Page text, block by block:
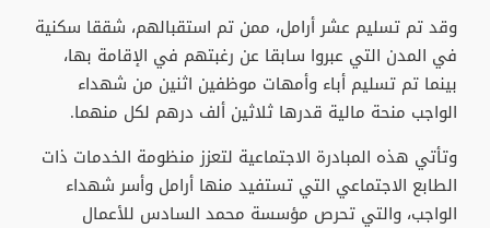
وقد تم تسليم عشر أرامل، ممن تم استقبالهم، شققا سكنية
في المدن التي عبروا سابقا عن رغبتهم في الإقامة بها،
بينما تم تسليم أباء وأمهات موظفين اثنين من شهداء
الواجب منحة مالية قدرها ثلاثين ألف درهم لكل منهما.
وتأتي هذه المبادرة الاجتماعية لتعزز منظومة الخدمات ذات
الطابع الاجتماعي التي تستفيد منها أرامل وأسر شهداء
الواجب، والتي تحرص مؤسسة محمد السادس للأعمال